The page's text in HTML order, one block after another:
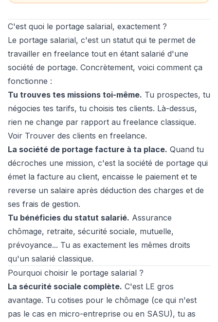
C'est quoi le portage salarial, exactement ?
Le portage salarial, c'est un statut qui te permet de
travailler en freelance tout en étant salarié d'une
société de portage. Concrètement, voici comment ça
fonctionne :
Tu trouves tes missions toi-même. Tu prospectes, tu
négocies tes tarifs, tu choisis tes clients. Là-dessus,
rien ne change par rapport au freelance classique.
Voir Trouver des clients en freelance.
La société de portage facture à ta place. Quand tu
décroches une mission, c'est la société de portage qui
émet la facture au client, encaisse le paiement et te
reverse un salaire après déduction des charges et de
ses frais de gestion.
Tu bénéficies du statut salarié. Assurance
chômage, retraite, sécurité sociale, mutuelle,
prévoyance... Tu as exactement les mêmes droits
qu'un salarié classique.
Pourquoi choisir le portage salarial ?
La sécurité sociale complète. C'est LE gros
avantage. Tu cotises pour le chômage (ce qui n'est
pas le cas en micro-entreprise ou en SASU), tu as